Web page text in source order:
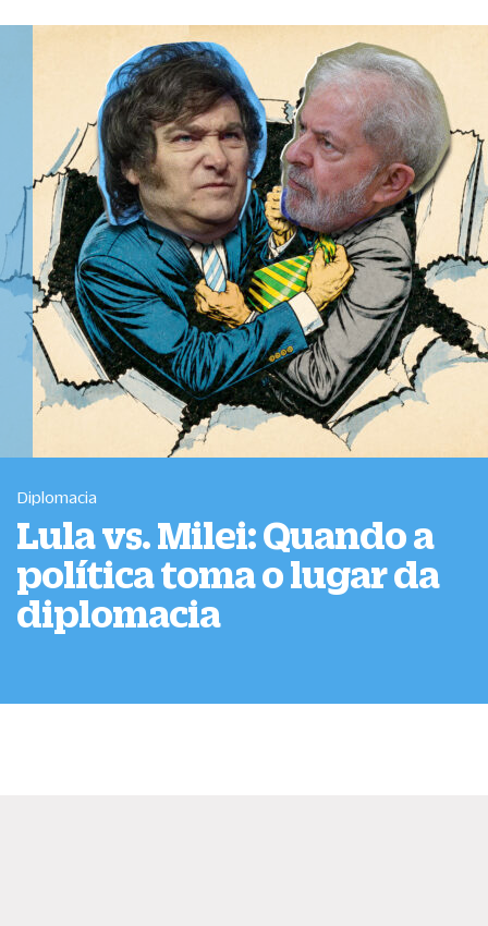
Diplomacia
Lula vs. Milei: Quando a
política toma o lugar da
diplomacia